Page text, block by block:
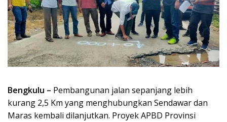
Bengkulu – Pembangunan jalan sepanjang lebih
kurang 2,5 Km yang menghubungkan Sendawar dan
Maras kembali dilanjutkan. Proyek APBD Provinsi